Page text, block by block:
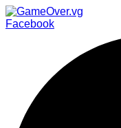
Facebook